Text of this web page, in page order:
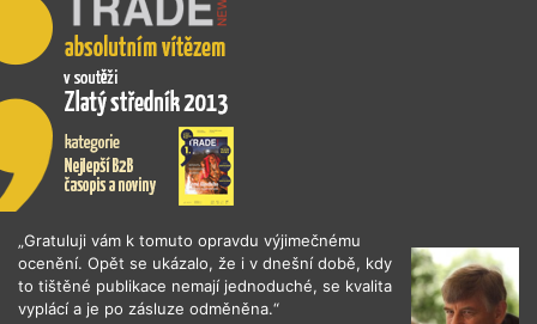
„Gratuluji vám k tomuto opravdu výjimečnému
ocenění. Opět se ukázalo, že i v dnešní době, kdy
to tištěné publikace nemají jednoduché, se kvalita
vyplácí a je po zásluze odměněna.“